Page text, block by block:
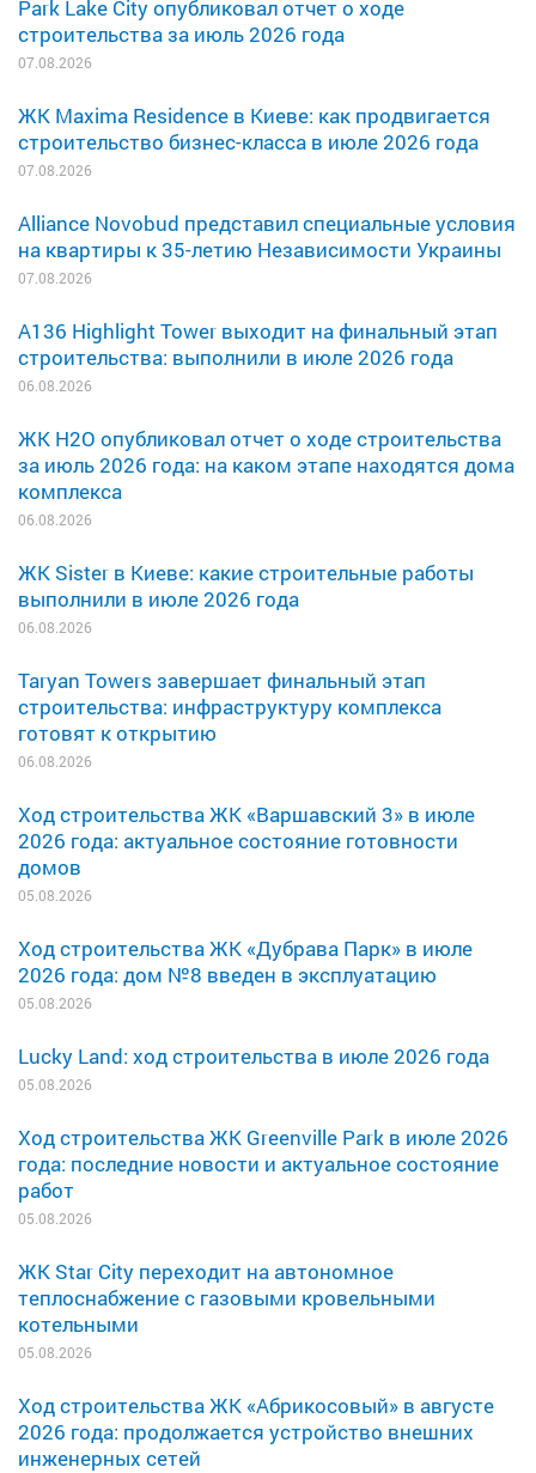
Park Lake City опубликовал отчет о ходе
строительства за июль 2026 года
07.08.2026
ЖК Maxima Residence в Киеве: как продвигается
строительство бизнес-класса в июле 2026 года
07.08.2026
Alliance Novobud представил специальные условия
на квартиры к 35-летию Независимости Украины
07.08.2026
A136 Highlight Tower выходит на финальный этап
строительства: выполнили в июле 2026 года
06.08.2026
ЖК H2O опубликовал отчет о ходе строительства
за июль 2026 года: на каком этапе находятся дома
комплекса
06.08.2026
ЖК Sister в Киеве: какие строительные работы
выполнили в июле 2026 года
06.08.2026
Taryan Towers завершает финальный этап
строительства: инфраструктуру комплекса
готовят к открытию
06.08.2026
Ход строительства ЖК «Варшавский 3» в июле
2026 года: актуальное состояние готовности
домов
05.08.2026
Ход строительства ЖК «Дубрава Парк» в июле
2026 года: дом №8 введен в эксплуатацию
05.08.2026
Lucky Land: ход строительства в июле 2026 года
05.08.2026
Ход строительства ЖК Greenville Park в июле 2026
года: последние новости и актуальное состояние
работ
05.08.2026
ЖК Star City переходит на автономное
теплоснабжение с газовыми кровельными
котельными
05.08.2026
Ход строительства ЖК «Абрикосовый» в августе
2026 года: продолжается устройство внешних
инженерных сетей